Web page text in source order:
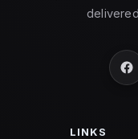
LINKS